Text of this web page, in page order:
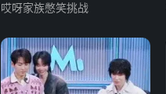
哎呀家族憋笑挑战